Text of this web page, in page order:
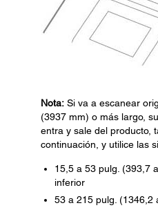
Nota: Si va a escanear
(3937 mm) o más largo,
entra y sale del producto,
continuación, y utilice las
15,5 a 53 pulg. (393,7
inferior
53 a 215 pulg. (1346,2